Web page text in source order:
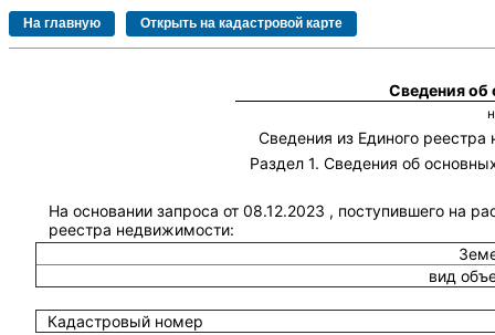
Сведения
Сведения из Единого
Раздел 1. Сведения об
На основании запроса от 08.12.2023 , поступившего на
реестра недвижимости:
вид
Кадастровый номер